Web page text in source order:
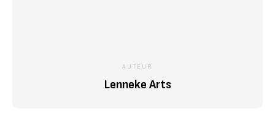
AUTEUR
Lenneke Arts